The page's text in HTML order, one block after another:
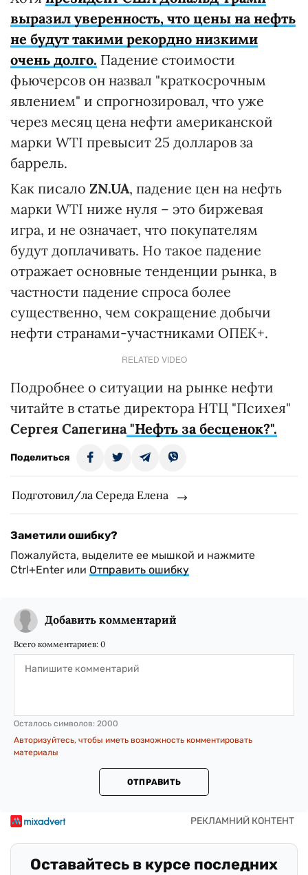
выразил уверенность, что цены на нефть
не будут такими рекордно низкими
очень долго. Падение стоимости
фьючерсов он назвал "краткосрочным
явлением" и спрогнозировал, что уже
через месяц цена нефти американской
марки WTI превысит 25 долларов за
баррель.
Как писало ZN.UA, падение цен на нефть
марки WTI ниже нуля – это биржевая
игра, и не означает, что покупателям
будут доплачивать. Но такое падение
отражает основные тенденции рынка, в
частности падение спроса более
существенно, чем сокращение добычи
нефти странами-участниками ОПЕК+.
RELATED VIDEO
Подробнее о ситуации на рынке нефти
читайте в статье директора НТЦ "Психея"
Сергея Сапегина"Нефть за бесценок?".
Поделиться
Подготовил/ла Середа Елена
Заметили ошибку?
Пожалуйста, выделите ее мышкой и нажмите
Ctrl+Enter или Отправить ошибку
Добавить комментарий
Всего комментариев: 0
Осталось символов: 2000
Авторизуйтесь, чтобы иметь возможность комментировать
материалы
ОТПРАВИТЬ
Оставайтесь в курсе последних